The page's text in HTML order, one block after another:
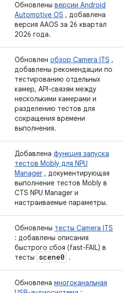
Обновлены версии Android
Automotive OS , добавлена ​​
версия AAOS за 26 квартал
2026 года.
Обновлен обзор Camera ITS ,
добавлены рекомендации по
тестированию отдельных
камер, API-связям между
несколькими камерами и
разделению тестов для
сокращения времени
выполнения.
Добавлена ​​функция запуска
тестов Mobly для NPU
Manager , документирующая
выполнение тестов Mobly в
CTS NPU Manager и
настраиваемые параметры.
Обновлены тесты Camera ITS
: добавлены описания
быстрого сбоя (fast-FAIL) в
тесты scene0 .
Обновлена ​​многоканальная